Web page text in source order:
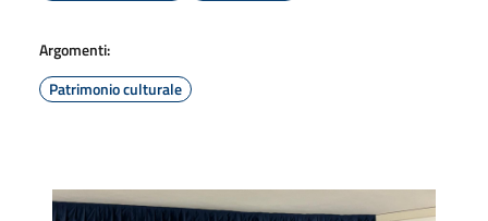
Argomenti:
Patrimonio culturale